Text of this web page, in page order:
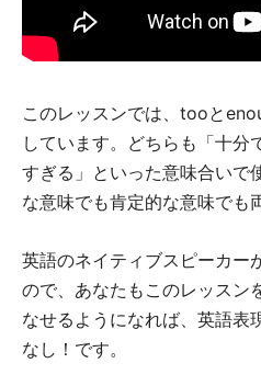
このレッスンでは、tooと
しています。どちらも「十分
すぎる」といった意味合いで
な意味でも肯定的な意味でも
英語のネイティブスピーカー
ので、あなたもこのレッスン
なせるようになれば、英語表
なし！です。